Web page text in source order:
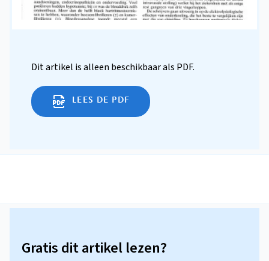
Dit artikel is alleen beschikbaar als PDF.
LEES DE PDF
Gratis dit artikel lezen?